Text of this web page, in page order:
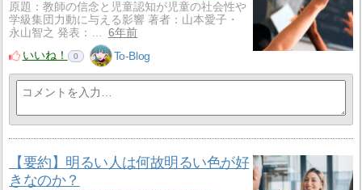
原題：教師の信念と児童認知が児童の社会性や
学級集団力動に与える影響 著者：山本愛子・
永山智之 発表：…
6年前
いいね！
0 To-Blog
【要約】明るい人は何故明るい色が好
きなのか？